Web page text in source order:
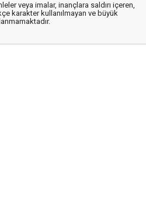
veya imalar, inançlara saldırı içeren,
karakter kullanılmayan ve büyük